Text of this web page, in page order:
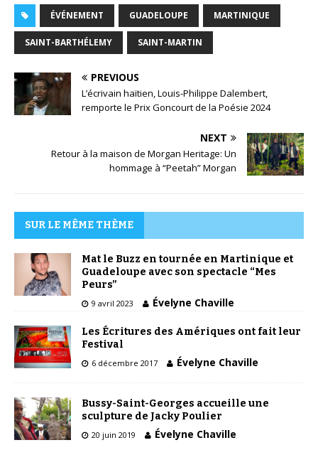
ÉVÉNEMENT GUADELOUPE MARTINIQUE
SAINT-BARTHÉLEMY SAINT-MARTIN
PREVIOUS
L’écrivain haïtien, Louis-Philippe Dalembert,
remporte le Prix Goncourt de la Poésie 2024
NEXT
Retour à la maison de Morgan Heritage: Un
hommage à “Peetah” Morgan
SUR LE MÊME THÈME
Mat le Buzz en tournée en Martinique et
Guadeloupe avec son spectacle “Mes
Peurs”
9 avril 2023 Évelyne Chaville
Les Écritures des Amériques ont fait leur
Festival
6 décembre 2017 Évelyne Chaville
Bussy-Saint-Georges accueille une
sculpture de Jacky Poulier
20 juin 2019 Évelyne Chaville